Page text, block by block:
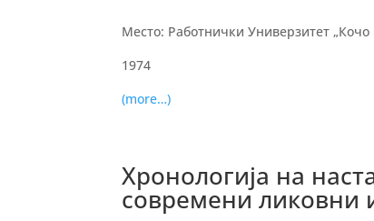
Место: Работнички Универзитет „Кочо
1974
(more…)
Хронологија на
современи ликовни